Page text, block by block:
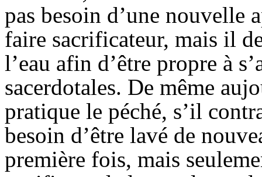
pas besoin d’une nouvelle
faire sacrificateur, mais il
l’eau afin d’être propre à
sacerdotales. De même
pratique le péché, s’il
besoin d’être lavé de
première fois, mais